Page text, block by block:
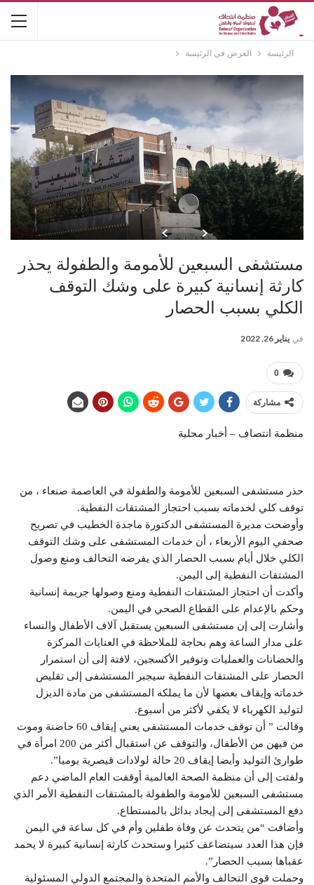
الرئيسة العرض في الرئيسة
مستشفى السبعين للأمومة والطفولة يحذر
كارثة إنسانية كبيرة على وشك التوقف
الكلي بسبب الحصار
في يناير 26, 2022
0
مشاركة
منظمة انتصاف – أخبار محلية
حذر مستشفى السبعين للأمومة والطفولة في العاصمة صنعاء ، من
توقف كلي لخدماته بسبب احتجاز المشتقات النفطية.
وأوضحت مديرة المستشفى الدكتورة ماجدة الخطيب في تصريح
صحفي اليوم الأربعاء ، أن خدمات المستشفى على وشك التوقف
الكلي خلال أيام بسبب الحصار الذي يفرضه التحالف ومنع وصول
المشتقات النفطية إلى اليمن.
وأكدت أن احتجاز المشتقات النفطية ومنع وصولها جريمة إنسانية
وحكم بالإعدام على القطاع الصحي في اليمن.
وأشارت إلى إن مستشفى السبعين يستقبل آلاف الأطفال والنساء
على مدار الساعة وهم بحاجة للملاحظة في العنايات المركزة
والحضانات والعمليات وتوفير الأكسجين، لافتة إلى أن استمرار
الحصار على المشتقات النفطية سيجبر المستشفى إلى تقليص
خدماته وإيقاف بعضها لأن ما يملكه المستشفى من مادة الديزل
لتوليد الكهرباء لا يكفي لأكثر من أسبوع.
وقالت ” أن توقف خدمات المستشفى يعني إيقاف 60 حاضنة وموت
من فيهن من الأطفال، والتوقف عن استقبال أكثر من 200 امرأة في
طوارئ التوليد وأيضا إيقاف 20 حالة لولادات قيصرية يوميا”.
ولفتت إلى أن منظمة الصحة العالمية أوقفت العام الماضي دعم
مستشفى السبعين للأمومة والطفولة بالمشتقات النفطية الأمر الذي
دفع المستشفى إلى إيجاد بدائل بالمستطاع.
وأضافت “من يتحدث عن وفاة طفلين وأم في كل ساعة في اليمن
فإن هذا العدد سيتضاعف كثيرا وستحدث كارثة إنسانية كبيرة لا يحمد
عقباها بسبب الحصار”.
وحملت قوى التحالف والأمم المتحدة والمجتمع الدولي المسئولية